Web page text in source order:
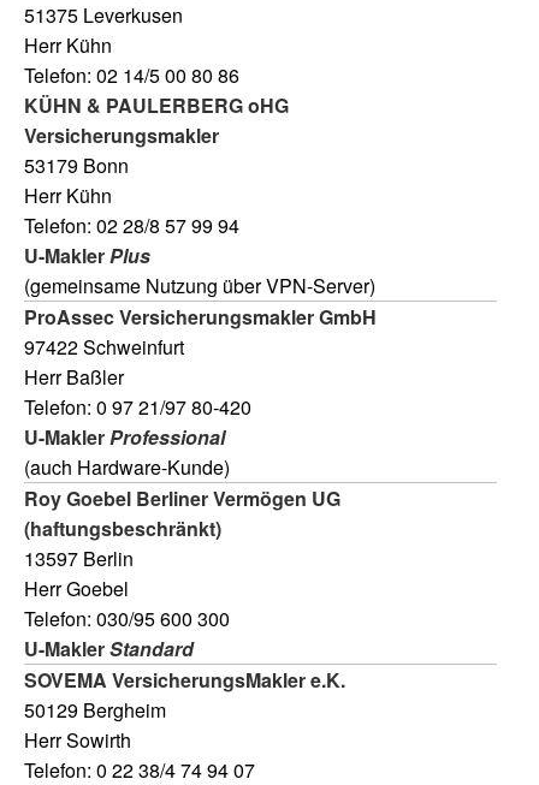
51375 Leverkusen
Herr Kühn
Telefon: 02 14/5 00 80 86
KÜHN & PAULERBERG oHG
Versicherungsmakler
53179 Bonn
Herr Kühn
Telefon: 02 28/8 57 99 94
U-MaklerPlus
(gemeinsame Nutzung über VPN-Server)
ProAssec Versicherungsmakler GmbH
97422 Schweinfurt
Herr Baßler
Telefon: 0 97 21/97 80-420
U-MaklerProfessional
(auch Hardware-Kunde)
Roy Goebel Berliner Vermögen UG
(haftungsbeschränkt)
13597 Berlin
Herr Goebel
Telefon: 030/95 600 300
U-MaklerStandard
SOVEMA VersicherungsMakler e.K.
50129 Bergheim
Herr Sowirth
Telefon: 0 22 38/4 74 94 07